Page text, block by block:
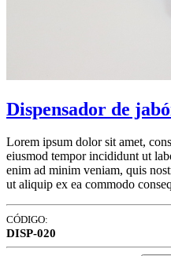
Dispensador de
Lorem ipsum dolor sit amet,
eiusmod tempor incididunt ut
enim ad minim veniam, quis
ut aliquip ex ea commodo
CÓDIGO:
DISP-020